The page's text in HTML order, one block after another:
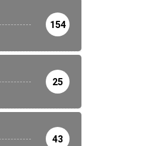
154
25
43